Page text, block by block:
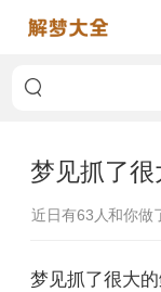
梦见抓了很
近日有63 人和你做
梦见抓了很大